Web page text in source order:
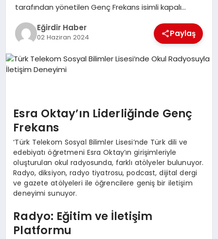
tarafından yönetilen Genç Frekans isimli kapalı…
Eğirdir Haber
02 Haziran 2024 Paylaş
Esra Oktay’ın Liderliğinde Genç
Frekans
‘Türk Telekom Sosyal Bilimler Lisesi’nde Türk dili ve
edebiyatı öğretmeni Esra Oktay’ın girişimleriyle
oluşturulan okul radyosunda, farklı atölyeler bulunuyor.
Radyo, diksiyon, radyo tiyatrosu, podcast, dijital dergi
ve gazete atölyeleri ile öğrencilere geniş bir iletişim
deneyimi sunuyor.
Radyo: Eğitim ve İletişim
Platformu